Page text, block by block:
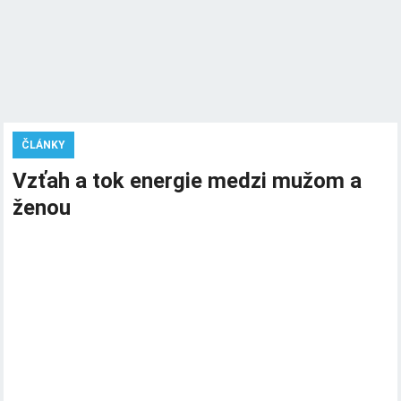
ČLÁNKY
Vzťah a tok energie medzi mužom a
ženou